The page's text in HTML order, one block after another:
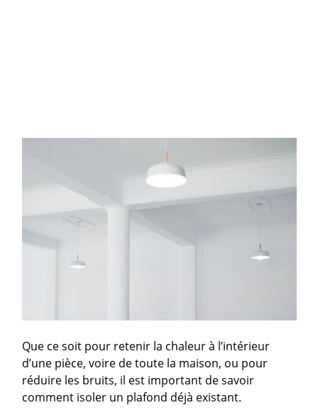
Que ce soit pour retenir la chaleur à l’intérieur
d’une pièce, voire de toute la maison, ou pour
réduire les bruits, il est important de savoir
comment isoler un plafond déjà existant.